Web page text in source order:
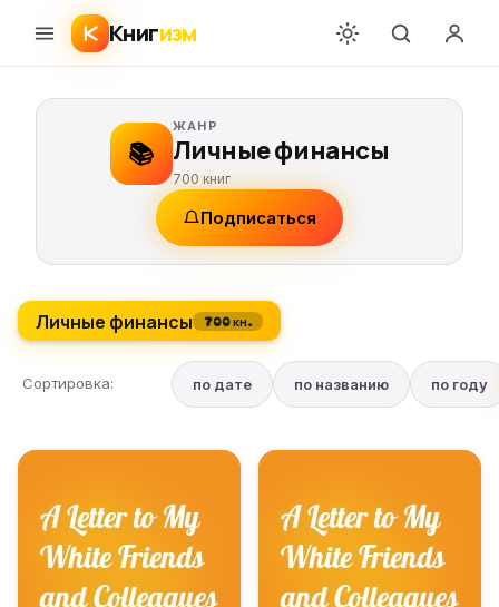
Книгизм
📚
ЖАНР
Личные финансы
700 книг
Подписаться
Личные финансы 700 кн.
Сортировка: по дате по названию по году